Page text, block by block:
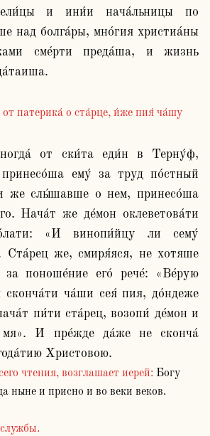
и ини́и нача́льницы по
над болга́ры, мно́гия христиа́ны
сме́рти преда́ша, и жизнь
патерика́ о ста́рце, и́же пия́ ча́шу
ему́ за труд по́стный
же слы́шавше о нем, принесо́ша
Нача́т же де́мон оклеветова́ти
«И винопи́йцу ли сему́
Ста́рец же, смиря́яся, не хотяше
за поноше́ние его́ рече́: «Ве́рую
ча́ши сея́ пия, до́ндеже
пи́ти ста́рец, возопи́ де́мон и
И пре́жде да́же не сконча́
Христовою.
чтения, возглашает иерей: Богу
ныне и присно и во веки веков.